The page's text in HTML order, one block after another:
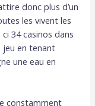
donc plus d’un
les vivent les
34 casinos dans
jeu en tenant
une eau en
constamment